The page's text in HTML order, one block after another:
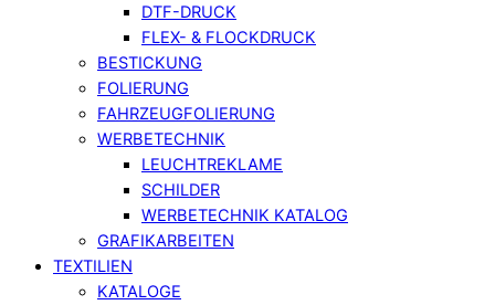
DTF-DRUCK
FLEX- & FLOCKDRUCK
BESTICKUNG
FOLIERUNG
FAHRZEUGFOLIERUNG
WERBETECHNIK
LEUCHTREKLAME
SCHILDER
WERBETECHNIK KATALOG
GRAFIKARBEITEN
TEXTILIEN
KATALOGE